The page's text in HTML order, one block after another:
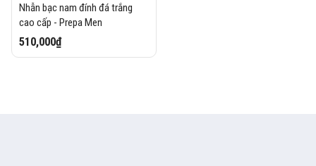
Nhẫn bạc nam đính đá trắng
cao cấp - Prepa Men
510,000₫